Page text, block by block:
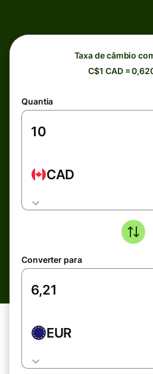
Taxa de câmbio
C$1 CAD =
Quantia
CAD
Converter para
EUR